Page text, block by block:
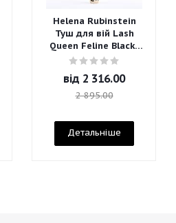
Helena Rubinstein
Туш для вій Lash
Queen Feline Blacks
Mascara
від 2 316.00
2 895.00
Детальніше